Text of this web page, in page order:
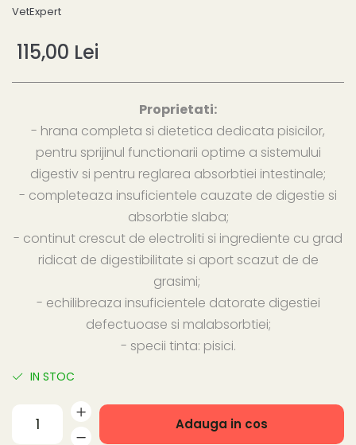
VetExpert
115,00 Lei
Proprietati:
- hrana completa si dietetica dedicata pisicilor,
pentru sprijinul functionarii optime a sistemului
digestiv si pentru reglarea absorbtiei intestinale;
- completeaza insuficientele cauzate de digestie si
absorbtie slaba;
- continut crescut de electroliti si ingrediente cu grad
ridicat de digestibilitate si aport scazut de de
grasimi;
- echilibreaza insuficientele datorate digestiei
defectuoase si malabsorbtiei;
- specii tinta: pisici.
IN STOC
Adauga in cos